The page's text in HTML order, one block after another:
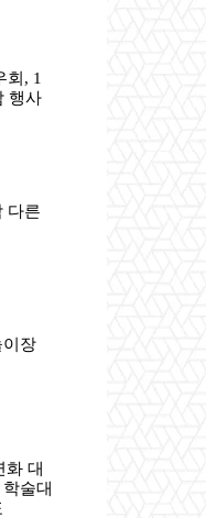
회, 1
행사
다른
이장
화 대
술대